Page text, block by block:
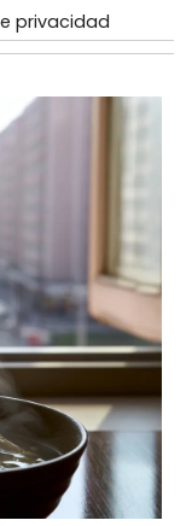
privacidad